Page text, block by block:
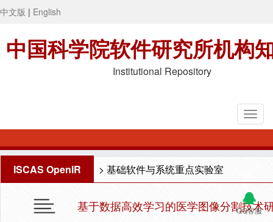
中文版 | English
中国科学院软件研究所机构
Institutional Repository
ISCAS OpenIR > 基础软件与系统重点实验室
QQ客服
基于数据高效学习的医学图像分割技术